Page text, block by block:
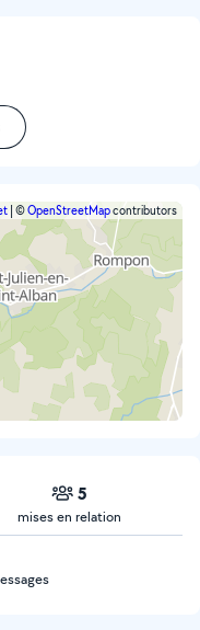
©OpenStreetMapcontributors
5
mises en relation